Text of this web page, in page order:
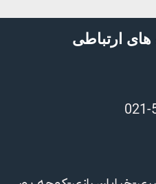
های ارتباطی
021-